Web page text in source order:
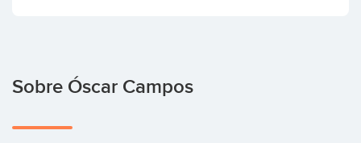
Sobre Óscar Campos